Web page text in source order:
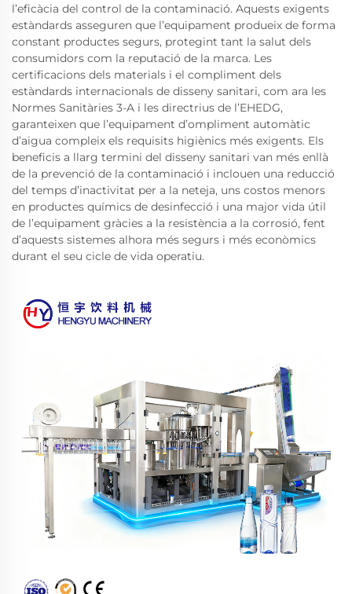
l’eficàcia del control de la contaminació. Aquests exigents
estàndards asseguren que l’equipament produeix de forma
constant productes segurs, protegint tant la salut dels
consumidors com la reputació de la marca. Les
certificacions dels materials i el compliment dels
estàndards internacionals de disseny sanitari, com ara les
Normes Sanitàries 3-A i les directrius de l’EHEDG,
garanteixen que l’equipament d’ompliment automàtic
d’aigua compleix els requisits higiènics més exigents. Els
beneficis a llarg termini del disseny sanitari van més enllà
de la prevenció de la contaminació i inclouen una reducció
del temps d’inactivitat per a la neteja, uns costos menors
en productes químics de desinfecció i una major vida útil
de l’equipament gràcies a la resistència a la corrosió, fent
d’aquests sistemes alhora més segurs i més econòmics
durant el seu cicle de vida operatiu.